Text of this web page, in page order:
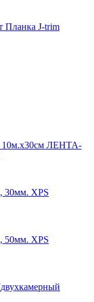
Планка J-trim
ЛЕНТА-
XPS
XPS